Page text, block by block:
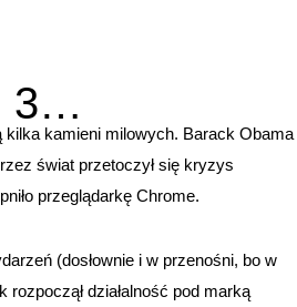
3…
kilka kamieni milowych. Barack Obama
świat przetoczył się kryzys
przeglądarkę Chrome.
(dosłownie i w przenośni, bo w
rozpoczął działalność pod marką